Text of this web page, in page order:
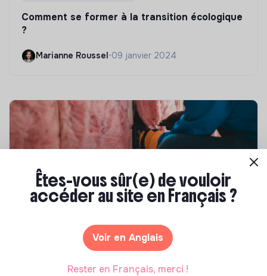
Comment se former à la transition écologique
?
Marianne Roussel •09 janvier 2024
Compétences & formations
Top 8 des formations en rénovation
Êtes-vous sûr(e) de vouloir
accéder au site en Français ?
Voir en Anglais
Rester en Français, merci !